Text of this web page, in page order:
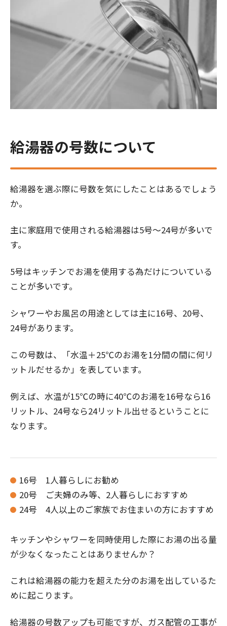
給湯器の号数について
給湯器を選ぶ際に号数を気にしたことはあるでしょう
か。
主に家庭用で使用される給湯器は5号～24号が多いで
す。
5号はキッチンでお湯を使用する為だけについている
ことが多いです。
シャワーやお風呂の用途としては主に16号、20号、
24号があります。
この号数は、「水温＋25℃のお湯を1分間の間に何リ
ットルだせるか」を表しています。
例えば、水温が15℃の時に40℃のお湯を16号なら16
リットル、24号なら24リットル出せるということに
なります。
16号 1人暮らしにお勧め
20号 ご夫婦のみ等、2人暮らしにおすすめ
24号 4人以上のご家族でお住まいの方におすすめ
キッチンやシャワーを同時使用した際にお湯の出る量
が少なくなったことはありませんか？
これは給湯器の能力を超えた分のお湯を出しているた
めに起こります。
給湯器の号数アップも可能ですが、ガス配管の工事が